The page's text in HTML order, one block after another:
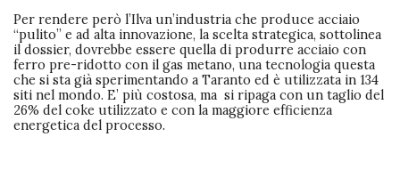
Per rendere però l’Ilva un’industria che produce acciaio
“pulito” e ad alta innovazione, la scelta strategica, sottolinea
il dossier, dovrebbe essere quella di produrre acciaio con
ferro pre-ridotto con il gas metano, una tecnologia questa
che si sta già sperimentando a Taranto ed è utilizzata in 134
siti nel mondo. E’ più costosa, ma si ripaga con un taglio del
26% del coke utilizzato e con la maggiore efficienza
energetica del processo.